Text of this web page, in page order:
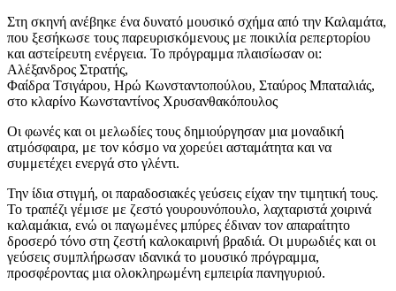
Στη σκηνή ανέβηκε ένα δυνατό μουσικό σχήμα από την Καλαμάτα,
που ξεσήκωσε τους παρευρισκόμενους με ποικιλία ρεπερτορίου
και αστείρευτη ενέργεια. Το πρόγραμμα πλαισίωσαν οι:
Αλέξανδρος Στρατής,
Φαίδρα Τσιγάρου, Ηρώ Κωνσταντοπούλου, Σταύρος Μπαταλιάς,
στο κλαρίνο Κωνσταντίνος Χρυσανθακόπουλος
Οι φωνές και οι μελωδίες τους δημιούργησαν μια μοναδική
ατμόσφαιρα, με τον κόσμο να χορεύει ασταμάτητα και να
συμμετέχει ενεργά στο γλέντι.
Την ίδια στιγμή, οι παραδοσιακές γεύσεις είχαν την τιμητική τους.
Το τραπέζι γέμισε με ζεστό γουρουνόπουλο, λαχταριστά χοιρινά
καλαμάκια, ενώ οι παγωμένες μπύρες έδιναν τον απαραίτητο
δροσερό τόνο στη ζεστή καλοκαιρινή βραδιά. Οι μυρωδιές και οι
γεύσεις συμπλήρωσαν ιδανικά το μουσικό πρόγραμμα,
προσφέροντας μια ολοκληρωμένη εμπειρία πανηγυριού.